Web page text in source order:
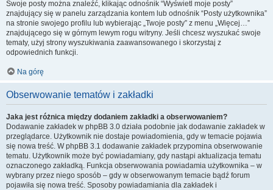
Swoje posty można znaleźć, klikając odnośnik “Wyświetl moje posty”
znajdujący się w panelu zarządzania kontem lub odnośnik “Posty użytkownika”
na stronie swojego profilu lub wybierając „Twoje posty” z menu „Więcej…”
znajdującego się w górnym lewym rogu witryny. Jeśli chcesz wyszukać swoje
tematy, użyj strony wyszukiwania zaawansowanego i skorzystaj z
odpowiednich funkcji.
Na górę
Obserwowanie tematów i zakładki
Jaka jest różnica między dodaniem zakładki a obserwowaniem?
Dodawanie zakładek w phpBB 3.0 działa podobnie jak dodawanie zakładek w
przeglądarce. Użytkownik nie dostaje powiadomienia, gdy w temacie pojawia
się nowa treść. W phpBB 3.1 dodawanie zakładek przypomina obserwowanie
tematu. Użytkownik może być powiadamiany, gdy nastąpi aktualizacja tematu
oznaczonego zakładką. Funkcja obserwowania powiadamia użytkownika – w
wybrany przez niego sposób – gdy w obserwowanym temacie bądź forum
pojawiła się nowa treść. Sposoby powiadamiania dla zakładek i